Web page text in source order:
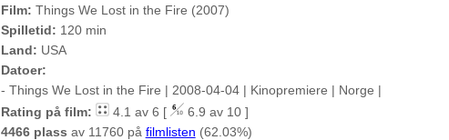
Film: Things We Lost in the Fire (2007)
Spilletid: 120 min
Land: USA
Datoer:
- Things We Lost in the Fire | 2008-04-04 | Kinopremiere | Norge |
Rating på film:
4.1 av 6 [
6.9 av 10 ]
4466 plass av 11760 på filmlisten (62.03%)